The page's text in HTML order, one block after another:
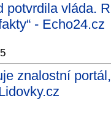
potvrdila vláda.
- Echo24.cz
znalostní